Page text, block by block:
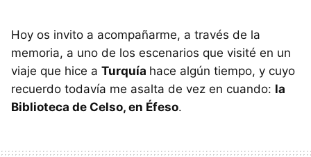
Hoy os invito a acompañarme, a través de la
memoria, a uno de los escenarios que visité en un
viaje que hice a Turquía hace algún tiempo, y cuyo
recuerdo todavía me asalta de vez en cuando: la
Biblioteca de Celso, en Éfeso.